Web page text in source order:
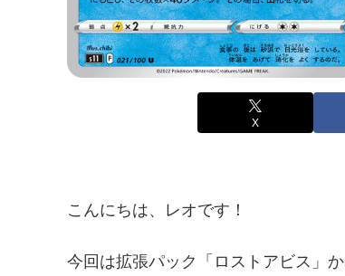
X
こんにちは、レオです！
今回は拡張パック「ロストアビス」